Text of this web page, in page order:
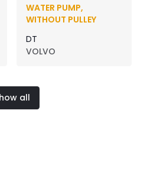
WATER PUMP,
WITHOUT PULLEY
DT
VOLVO
all